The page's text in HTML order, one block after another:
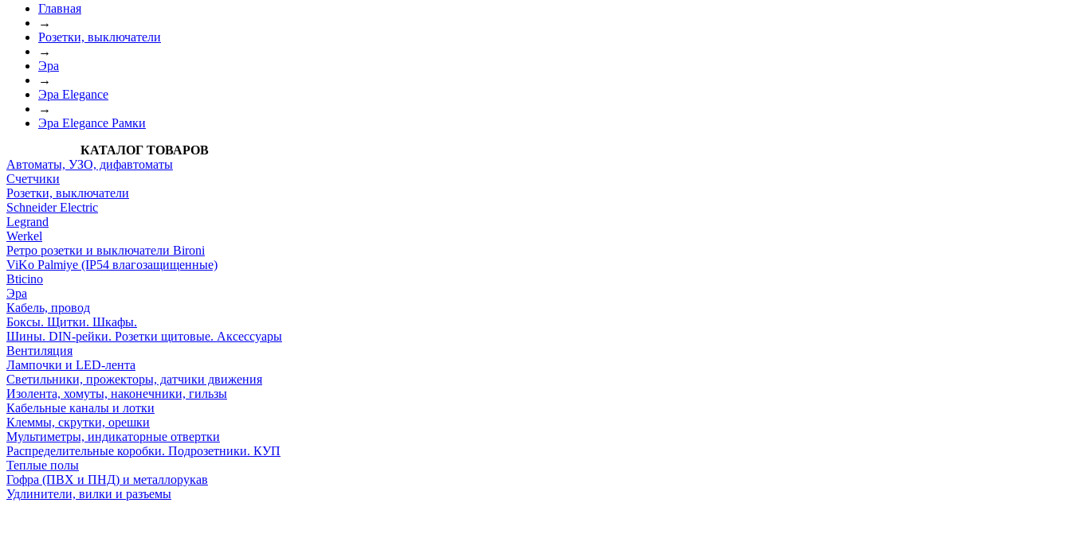
Главная
→
Розетки, выключатели
→
Эра
→
Эра Elegance
→
Эра Elegance Рамки
КАТАЛОГ ТОВАРОВ
Автоматы, УЗО, дифавтоматы
Счетчики
Розетки, выключатели
Schneider Electric
Legrand
Werkel
Ретро розетки и выключатели Bironi
ViKo Palmiye (IP54 влагозащищенные)
Bticino
Эра
Кабель, провод
Боксы. Щитки. Шкафы.
Шины. DIN-рейки. Розетки щитовые. Аксессуары
Вентиляция
Лампочки и LED-лента
Светильники, прожекторы, датчики движения
Изолента, хомуты, наконечники, гильзы
Кабельные каналы и лотки
Клеммы, скрутки, орешки
Мультиметры, индикаторные отвертки
Распределительные коробки. Подрозетники. КУП
Теплые полы
Гофра (ПВХ и ПНД) и металлорукав
Удлинители, вилки и разъемы